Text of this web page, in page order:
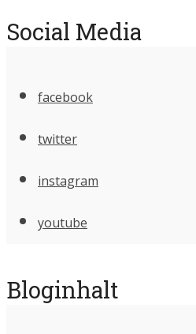
Social Media
facebook
twitter
instagram
youtube
Bloginhalt